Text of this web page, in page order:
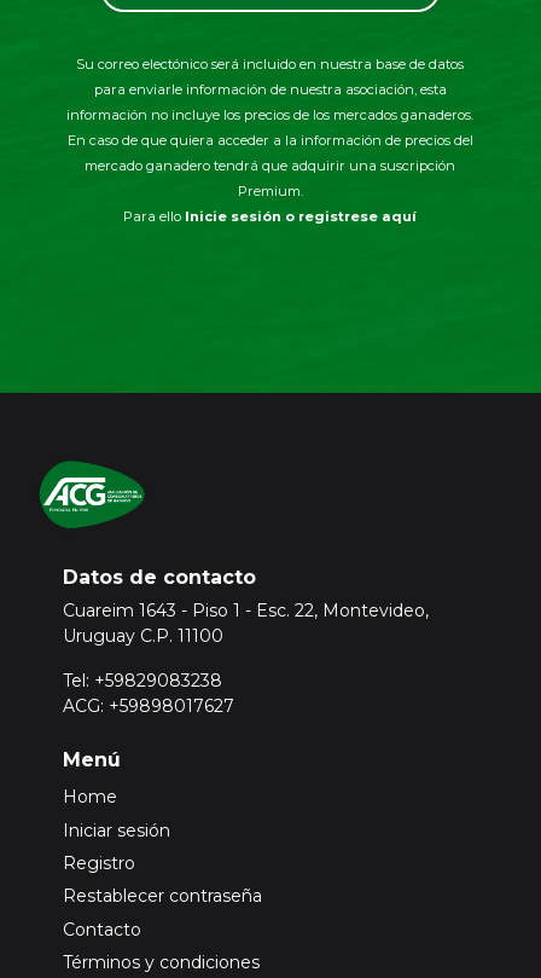
Su correo electónico será incluido en nuestra base de datos
para enviarle información de nuestra asociación, esta
información no incluye los precios de los mercados ganaderos.
En caso de que quiera acceder a la información de precios del
mercado ganadero tendrá que adquirir una suscripción
Premium.
Para ello Inicie sesión o registrese aquí
Datos de contacto
Cuareim 1643 - Piso 1 - Esc. 22, Montevideo,
Uruguay C.P. 11100
Tel: +59829083238
ACG: +59898017627
Menú
Home
Iniciar sesión
Registro
Restablecer contraseña
Contacto
Términos y condiciones